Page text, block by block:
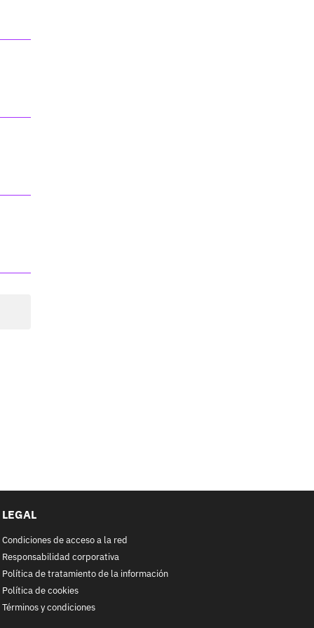
LEGAL
Condiciones de acceso a la red
Responsabilidad corporativa
Política de tratamiento de la información
Política de cookies
Términos y condiciones